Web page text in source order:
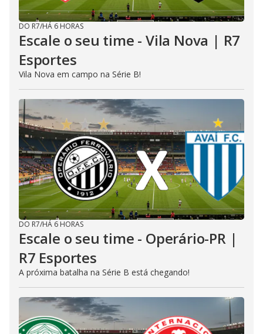
DO R7/HÁ 6 HORAS
Escale o seu time - Vila Nova | R7
Esportes
Vila Nova em campo na Série B!
DO R7/HÁ 6 HORAS
Escale o seu time - Operário-PR |
R7 Esportes
A próxima batalha na Série B está chegando!